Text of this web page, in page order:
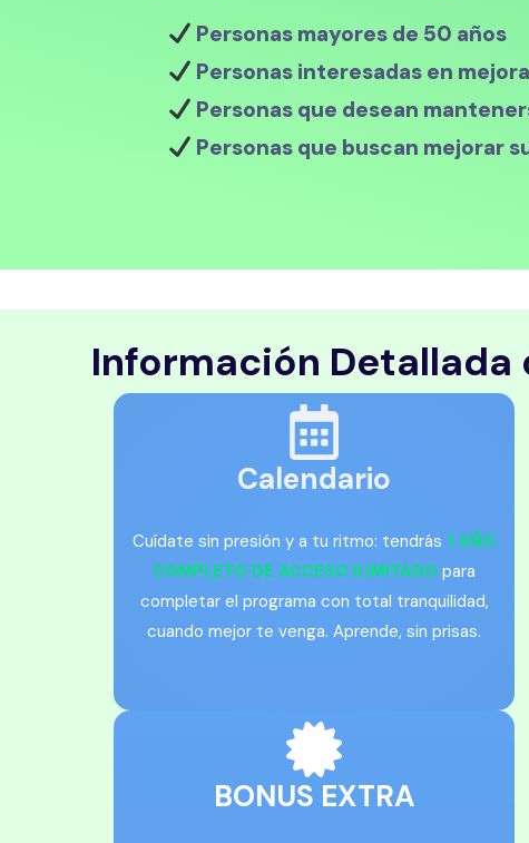
Personas mayores de 50 años
Personas interesadas en
Personas que desean
Personas que buscan mejorar
Información Detallada
Calendario
Cuídate sin presión y a tu ritmo: tendrás 1 AÑO
COMPLETO DE ACCESO ILIMITADO para
completar el programa con total tranquilidad,
cuando mejor te venga. Aprende, sin prisas.
BONUS EXTRA